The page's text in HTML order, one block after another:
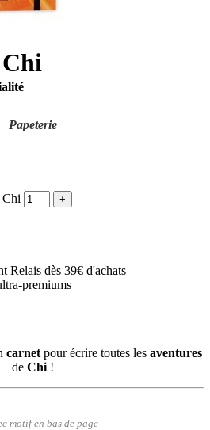
Papeterie
Chi
Relais dès 39€ d'achats
premiums
carnet pour écrire toutes les aventures
de Chi!
motif en bas de page